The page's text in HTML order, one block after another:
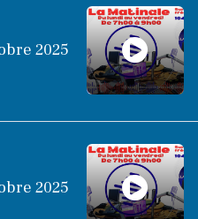
2025
2025